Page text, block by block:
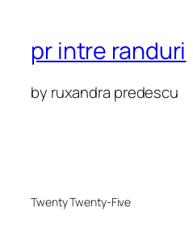
pr intre randuri
by ruxandra predescu
Twenty Twenty-Five